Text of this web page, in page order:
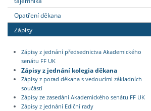
Opatření děkana
Zápisy
Zápisy z jednání předsednictva Akademického
senátu FF UK
Zápisy z jednání kolegia děkana
Zápisy z porad děkana s vedoucími základních
součástí
Zápisy ze zasedání Akademického senátu FF UK
Zápisy z jednání Ediční rady